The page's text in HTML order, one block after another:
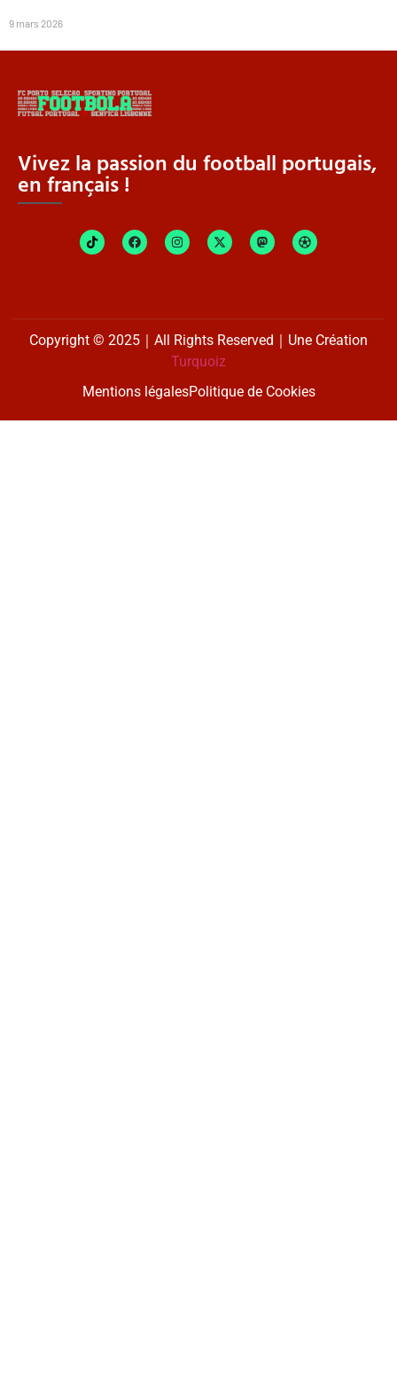
9 mars 2026
Vivez la passion du football portugais,
en français !
Copyright © 2025｜All Rights Reserved｜Une Création
Turquoiz
Mentions légalesPolitique de Cookies